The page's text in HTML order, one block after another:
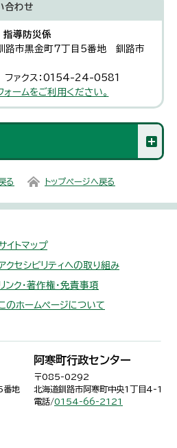
合わせ
導防災係
市黒金町7丁目5番地 釧路市
ファクス：0154-24-0581
ームをご利用ください。
る トップページへ戻る
イトマップ
クセシビリティへの取り組み
ンク・著作権・免責事項
のホームページについて
番地
阿寒町行政センター
〒085-0292
北海道釧路市阿寒町中央1丁目4-1
電話/0154-66-2121